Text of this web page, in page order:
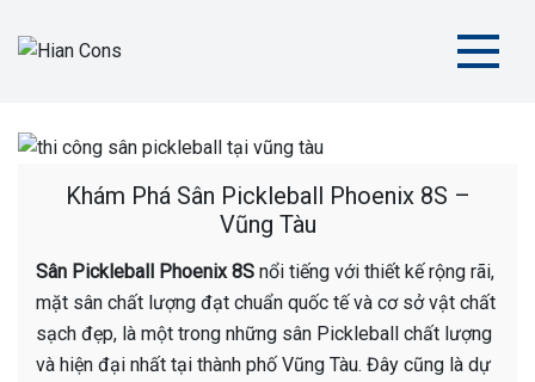
Khám Phá Sân Pickleball Phoenix 8S –
Vũng Tàu
Sân Pickleball Phoenix 8S nổi tiếng với thiết kế rộng rãi,
mặt sân chất lượng đạt chuẩn quốc tế và cơ sở vật chất
sạch đẹp, là một trong những sân Pickleball chất lượng
và hiện đại nhất tại thành phố Vũng Tàu. Đây cũng là dự